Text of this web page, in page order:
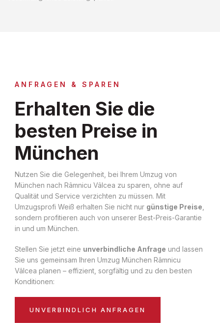
ANFRAGEN & SPAREN
Erhalten Sie die
besten Preise in
München
Nutzen Sie die Gelegenheit, bei Ihrem Umzug von
München nach Râmnicu Vâlcea zu sparen, ohne auf
Qualität und Service verzichten zu müssen. Mit
Umzugsprofi Weiß erhalten Sie nicht nur günstige Preise
sondern profitieren auch von unserer Best-Preis-Garantie
in und um München.
Stellen Sie jetzt eine unverbindliche Anfrage und lassen
Sie uns gemeinsam Ihren Umzug München Râmnicu
Vâlcea planen – effizient, sorgfältig und zu den besten
Konditionen:
UNVERBINDLICH ANFRAGEN